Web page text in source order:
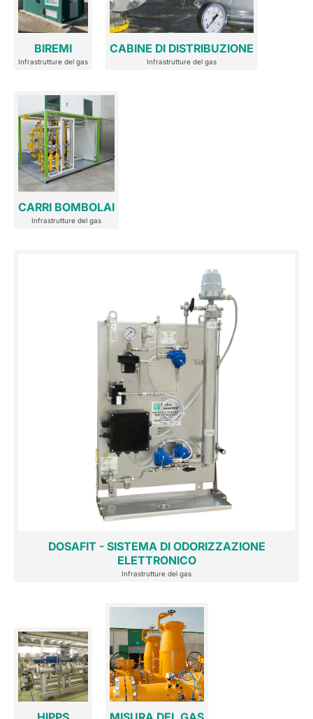
BIREMI
Infrastrutture del gas
CABINE DI DISTRIBUZIONE
Infrastrutture del gas
CARRI BOMBOLAI
Infrastrutture del gas
DOSAFIT - SISTEMA DI ODORIZZAZIONE
ELETTRONICO
Infrastrutture del gas